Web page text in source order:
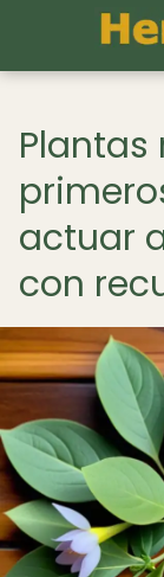
actuar
con